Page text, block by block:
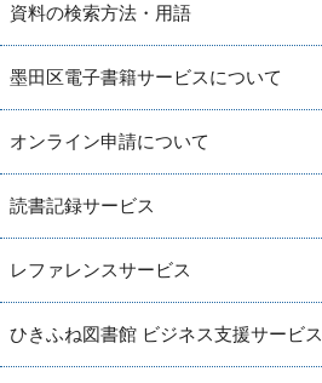
資料の検索方法・用語
墨田区電子書籍サービスについて
オンライン申請について
読書記録サービス
レファレンスサービス
ひきふね図書館 ビジネス支援サービス